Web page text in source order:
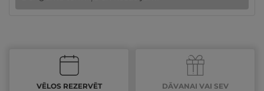
VĒLOS REZERVĒT
DĀVANAI VAI SEV